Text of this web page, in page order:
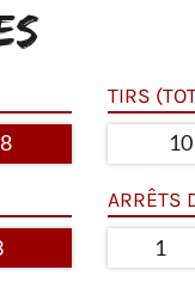
TIRS
10
ARRÊTS
1